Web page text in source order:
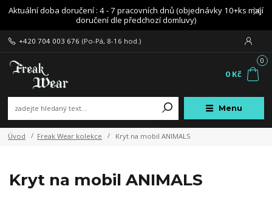
Aktuální doba doručení : 4 - 7 pracovních dnů (objednávky 10+ks mají
doručení dle předchozí domluvy)
Menu
+420 704 003 676 (Po-Pá, 8-16 hod.)
0
0 Kč
Úvod Freak Wear kolekce Kryt na mobil ANIMALS
Kryt na mobil ANIMALS